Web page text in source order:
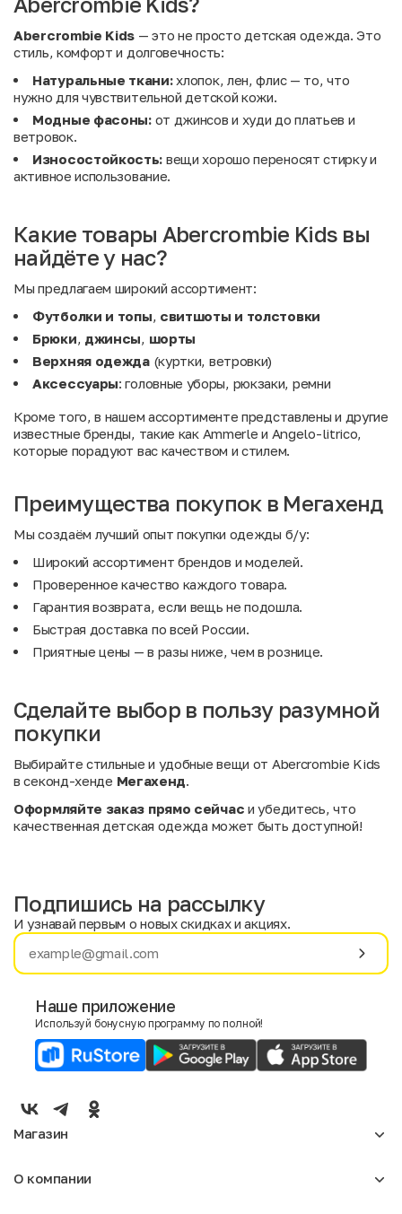
Abercrombie Kids — это не просто детская одежда. Это
стиль, комфорт и долговечность:
Натуральные ткани:хлопок, лен, флис — то, что
нужно для чувствительной детской кожи.
Модные фасоны:от джинсов и худи до платьев и
ветровок.
Износостойкость: вещи хорошо переносят стирку и
активное использование.
Какие товары Abercrombie Kids вы
найдёте у нас?
Мы предлагаем широкий ассортимент:
Футболки и топы свитшоты и толстовки
Брюки
джинсы
шорты
Верхняя одежда(куртки, ветровки)
Аксессуары: головные уборы, рюкзаки, ремни
Кроме того, в нашем ассортименте представлены и другие
известные бренды, такие как Ammerle и Angelo-litrico
которые порадуют вас качеством и стилем.
Преимущества покупок в Мегахенд
Мы создаём лучший опыт покупки одежды б/у:
Широкий ассортимент брендов и моделей.
Проверенное качество каждого товара.
Гарантия возврата, если вещь не подошла.
Быстрая доставка по всей России.
Приятные цены — в разы ниже, чем в рознице.
Сделайте выбор в пользу разумной
покупки
Выбирайте стильные и удобные вещи от Abercrombie Kids
в секонд-хенде Мегахенд
Оформляйте заказ прямо сейчас и убедитесь, что
качественная детская одежда может быть доступной!
Имя
E-mail
Мужской
Подпишись на рассылку
И узнавай первым о новых скидках и акциях.
Наше приложение
Используй бонусную программу по полной!
Магазин
Мужское
О компании